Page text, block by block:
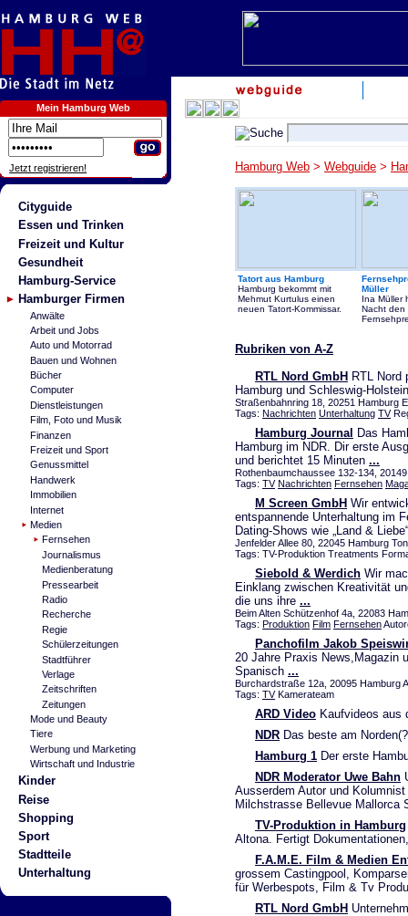
Mein Hamburg Web
Jetzt registrieren!
Cityguide
Essen und Trinken
Freizeit und Kultur
Gesundheit
Hamburg-Service
Hamburger Firmen
Anwälte
Arbeit und Jobs
Auto und Motorrad
Bauen und Wohnen
Bücher
Computer
Dienstleistungen
Film, Foto und Musik
Finanzen
Freizeit und Sport
Genussmittel
Handwerk
Immobilien
Internet
Medien
Fernsehen
Journalismus
Medienberatung
Pressearbeit
Radio
Recherche
Regie
Schülerzeitungen
Stadtführer
Verlage
Zeitschriften
Zeitungen
Mode und Beauty
Tiere
Werbung und Marketing
Wirtschaft und Industrie
Kinder
Reise
Shopping
Sport
Stadtteile
Unterhaltung
Hamburg Web > Webguide >
Tatort aus Hamburg
Hamburg bekommt mit
Mehmut Kurtulus einen
neuen Tatort-Kommissar.
Müller
Ina Müller
Nacht den
Rubriken von A-Z
RTL Nord GmbH RTL Nord
Hamburg und Schleswig-
Straßenbahnring 18, 20251 Hamburg
Tags: Nachrichten Unterhaltung TV
Hamburg Journal
Das
Hamburg im NDR. Dir erste
und berichtet 15 Minuten ...
Rothenbaumchaussee 132-134,
Tags: TV Nachrichten Fernsehen
M Screen GmbH Wir
entspannende Unterhaltung im
Dating-Shows wie „Land &
Jenfelder Allee 80, 22045 Hamburg
Tags: TV-Produktion Treatments
Siebold & Werdich Wir
Einklang zwischen Kreativität
die uns ihre ...
Beim Alten Schützenhof 4a, 22083
Tags: Produktion Film Fernsehen
Panchofilm Jakob
20 Jahre Praxis News,Magazin
Spanisch ...
Burchardstraße 12a, 20095 Hamburg
Tags: TVKamerateam
ARD Video Kaufvideos aus
NDR Das beste am
Hamburg 1 Der erste
NDR Moderator Uwe Bahn
Ausserdem Autor und
Milchstrasse Bellevue Mallorca
TV-Produktion in Hamburg
Altona. Fertigt
F.A.M.E. Film & Medien
grossem Castingpool,
für Werbespots, Film & Tv
RTL Nord GmbH